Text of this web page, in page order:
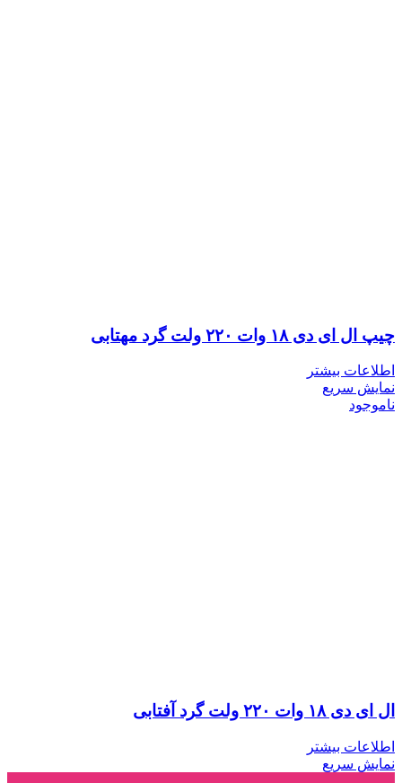
چیپ ال ای دی ۱۸ وات ۲۲۰ ولت گرد مهتابی
اطلاعات بیشتر
نمایش سریع
ناموجود
ال ای دی ۱۸ وات ۲۲۰ ولت گرد آفتابی
اطلاعات بیشتر
نمایش سریع